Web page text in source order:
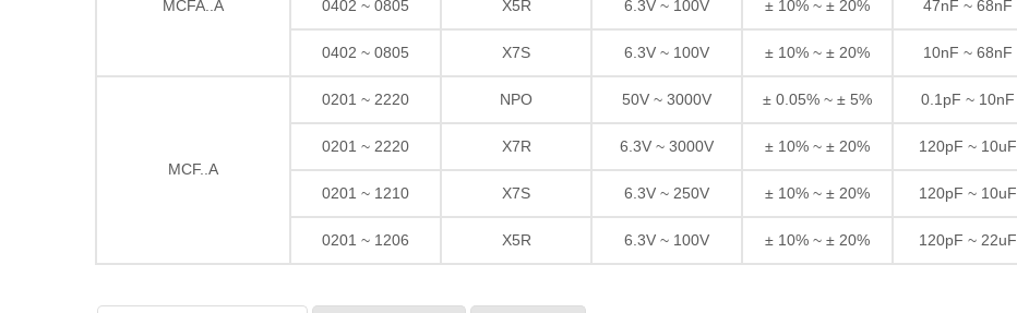
MCFA..A 0402 ~ 0805 X5R 6.3V ~ 100V ± 10% ~ ± 20% 47nF ~ 68nF
0402 ~ 0805 X7S 6.3V ~ 100V ± 10% ~ ± 20% 10nF ~ 68nF
MCF..A
0201 ~ 2220 NPO 50V ~ 3000V ± 0.05% ~ ± 5% 0.1pF ~ 10nF
0201 ~ 2220 X7R 6.3V ~ 3000V ± 10% ~ ± 20% 120pF ~ 10uF
0201 ~ 1210 X7S 6.3V ~ 250V ± 10% ~ ± 20% 120pF ~ 10uF
0201 ~ 1206 X5R 6.3V ~ 100V ± 10% ~ ± 20% 120pF ~ 22uF